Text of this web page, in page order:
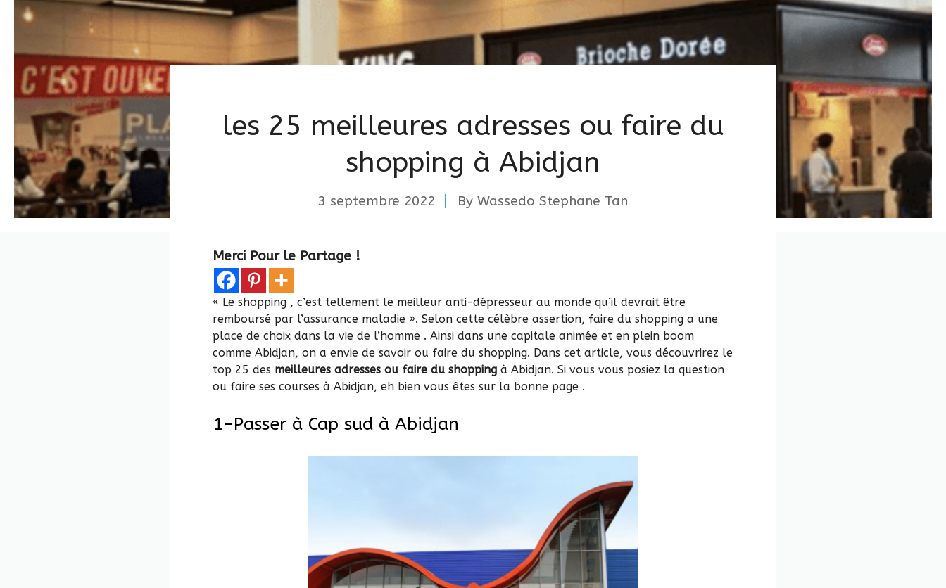
les 25 meilleures adresses ou faire du
shopping à Abidjan
3 septembre 2022 By Wassedo Stephane Tan
Merci Pour le Partage !
« Le shopping , c’est tellement le meilleur anti-dépresseur au monde qu’il devrait être
remboursé par l’assurance maladie ». Selon cette célèbre assertion, faire du shopping a une
place de choix dans la vie de l’homme . Ainsi dans une capitale animée et en plein boom
comme Abidjan, on a envie de savoir ou faire du shopping. Dans cet article, vous découvrirez le
top 25 des meilleures adresses ou faire du shopping à Abidjan. Si vous vous posiez la question
ou faire ses courses à Abidjan, eh bien vous êtes sur la bonne page .
1-Passer à Cap sud à Abidjan